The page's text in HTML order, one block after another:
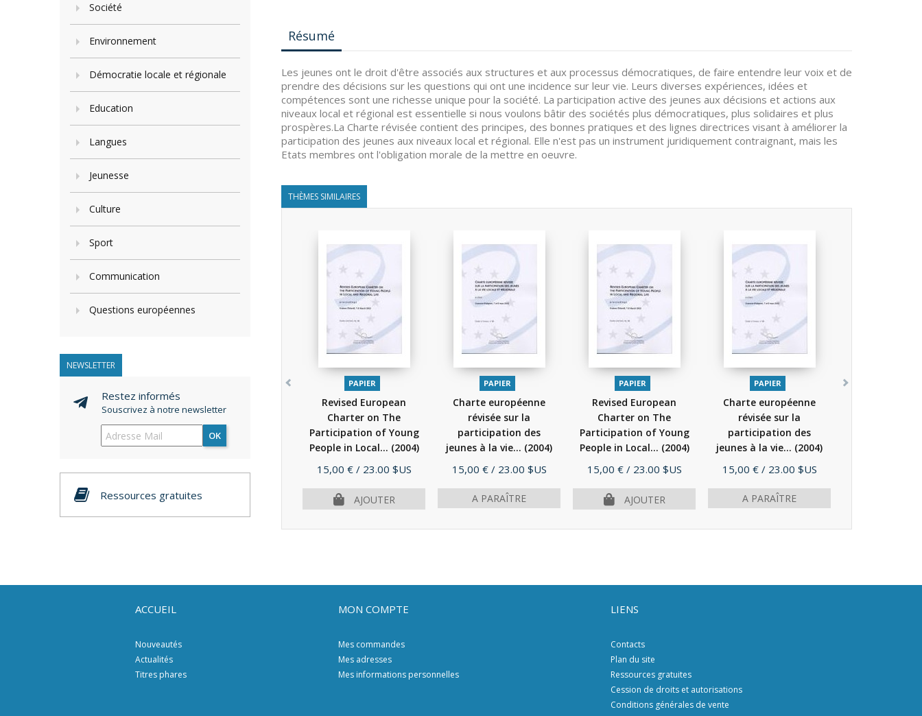
Société
Environnement
Démocratie locale et régionale
Education
Langues
Jeunesse
Culture
Sport
Communication
Questions européennes
NEWSLETTER
Restez informés
Souscrivez à notre newsletter
OK
Ressources gratuites
Résumé
Les jeunes ont le droit d'être associés aux structures et aux processus démocratiques, de faire entendre leur voix et de
prendre des décisions sur les questions qui ont une incidence sur leur vie. Leurs diverses expériences, idées et
compétences sont une richesse unique pour la société. La participation active des jeunes aux décisions et actions aux
niveaux local et régional est essentielle si nous voulons bâtir des sociétés plus démocratiques, plus solidaires et plus
prospères.La Charte révisée contient des principes, des bonnes pratiques et des lignes directrices visant à améliorer la
participation des jeunes aux niveaux local et régional. Elle n'est pas un instrument juridiquement contraignant, mais les
Etats membres ont l'obligation morale de la mettre en oeuvre.
THÈMES SIMILAIRES
PAPIER
Revised European
Charter on The
Participation of Young
People in Local... (2004)
Prix
15,00 € / 23.00 $US
AJOUTER
PAPIER
Charte européenne
révisée sur la
participation des
jeunes à la vie... (2004)
Prix
15,00 € / 23.00 $US
A PARAÎTRE
PAPIER
Revised European
Charter on The
Participation of Young
People in Local... (2004)
Prix
15,00 € / 23.00 $US
AJOUTER
PAPIER
Charte européenne
révisée sur la
participation des
jeunes à la vie... (2004)
Prix
15,00 € / 23.00 $US
A PARAÎTRE
ACCUEIL
Nouveautés
Actualités
Titres phares
MON COMPTE
Mes commandes
Mes adresses
Mes informations personnelles
LIENS
Contacts
Plan du site
Ressources gratuites
Cession de droits et autorisations
Conditions générales de vente